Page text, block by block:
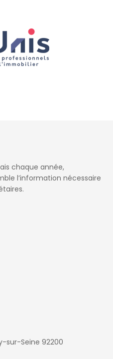
chaque année,
l’information nécessaire
sur-Seine 92200